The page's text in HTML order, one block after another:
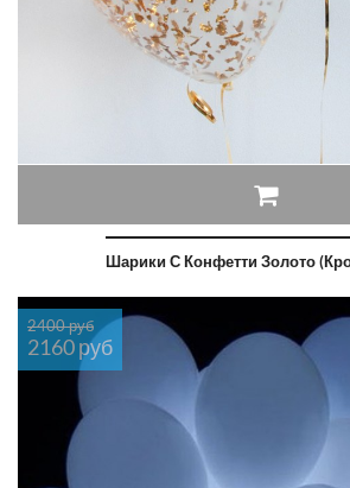
Шарики С Конфетти Золото
2400 руб
2160 руб